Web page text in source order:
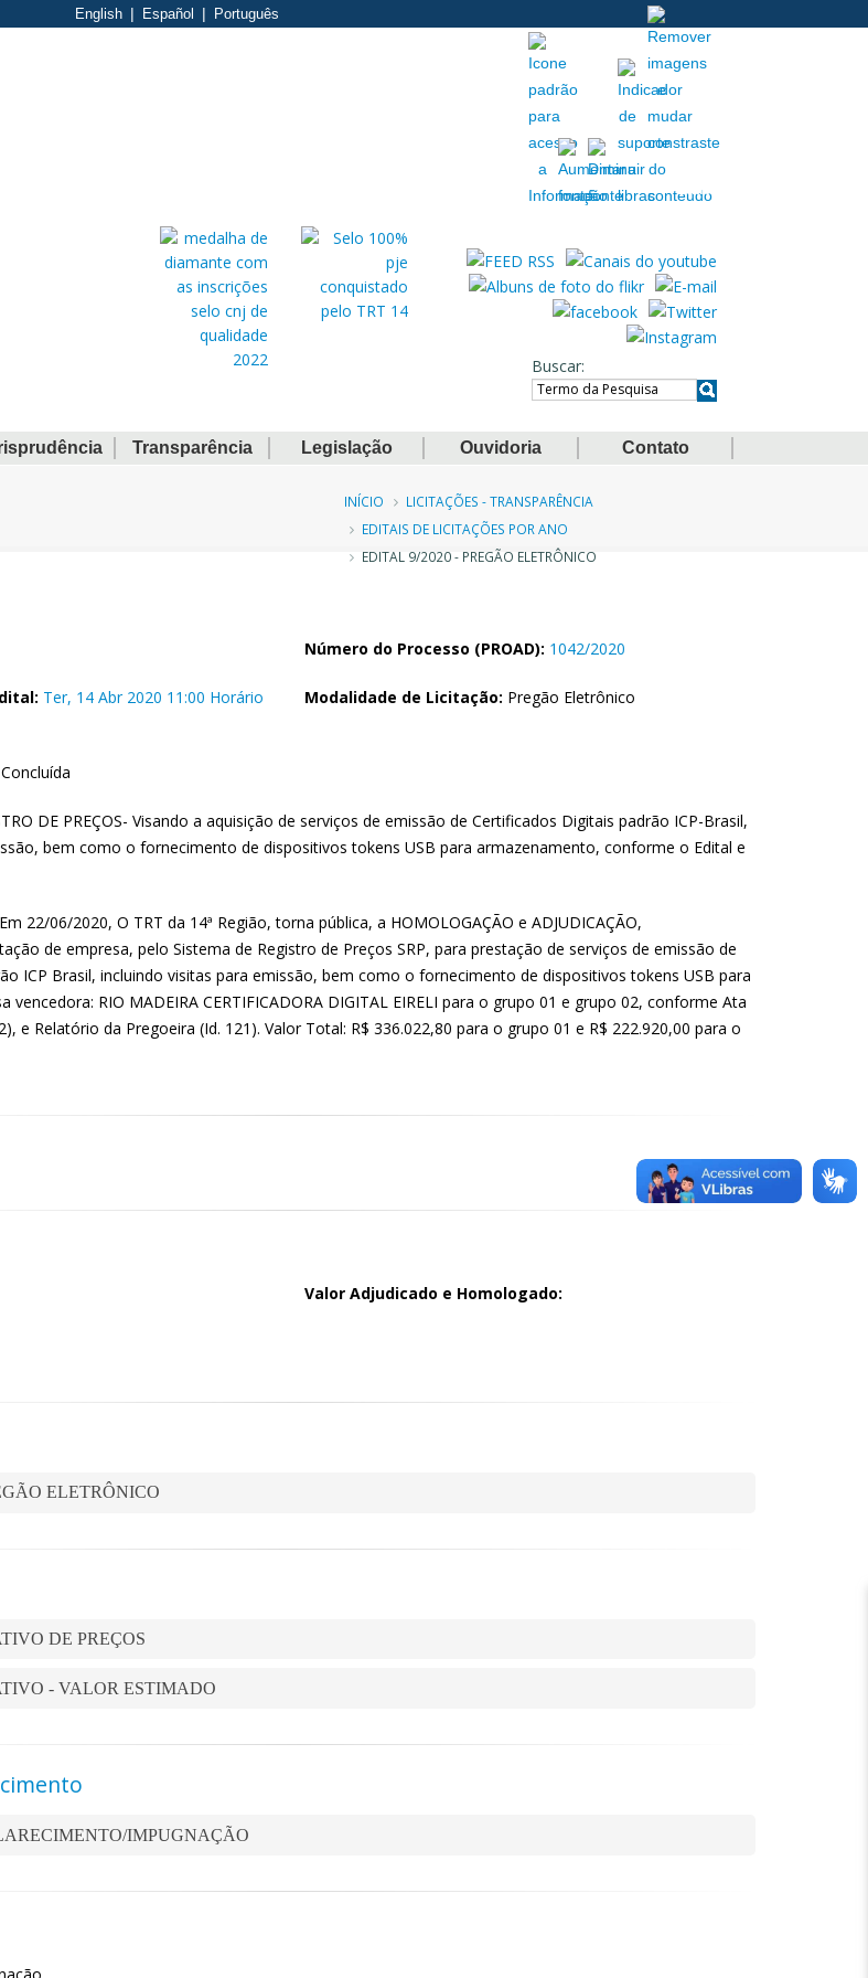
English Español Português
Extranet
Buscar
Transparência Legislação Ouvidoria Contato
Trilha
de
INÍCIO
LICITAÇÕES - TRANSPARÊNCIA
EDITAIS DE LICITAÇÕES POR ANO
EDITAL 9/2020 - PREGÃO ELETRÔNICO
Número do Processo (PROAD): 1042/2020
Ter, 14 Abr 2020 11:00 Horário
Modalidade de Licitação: Pregão Eletrônico
Concluída
DE PREÇOS- Visando a aquisição de serviços de emissão de Certificados Digitais padrão ICP-Brasil,
bem como o fornecimento de dispositivos tokens USB para armazenamento, conforme o Edital e
Em 22/06/2020, O TRT da 14ª Região, torna pública, a HOMOLOGAÇÃO e ADJUDICAÇÃO,
de empresa, pelo Sistema de Registro de Preços SRP, para prestação de serviços de emissão de
ICP Brasil, incluindo visitas para emissão, bem como o fornecimento de dispositivos tokens USB para
vencedora: RIO MADEIRA CERTIFICADORA DIGITAL EIRELI para o grupo 01 e grupo 02, conforme Ata
e Relatório da Pregoeira (Id. 121). Valor Total: R$ 336.022,80 para o grupo 01 e R$ 222.920,00 para o
Valor Adjudicado e Homologado:
ELETRÔNICO
DE PREÇOS
- VALOR ESTIMADO
IMPUGNAÇÃO